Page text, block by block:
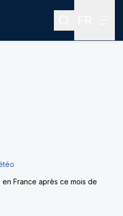
Rechercher
France après ce mois de